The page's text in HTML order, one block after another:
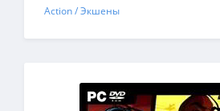
Action / Экшены